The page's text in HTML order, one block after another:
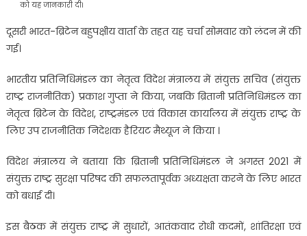
को यह जानकारी दी।
दूसरी भारत-ब्रिटेन बहुपक्षीय वार्ता के तहत यह चर्चा सोमवार को लंदन में की
गई।
भारतीय प्रतिनिधिमंडल का नेतृत्व विदेश मंत्रालय में संयुक्त सचिव (संयुक्त
राष्ट्र राजनीतिक) प्रकाश गुप्ता ने किया, जबकि ब्रितानी प्रतिनिधिमंडल का
नेतृत्व ब्रिटेन के विदेश, राष्ट्रमंडल एवं विकास कार्यालय में संयुक्त राष्ट्र के
लिए उप राजनीतिक निदेशक हैरियट मैथ्यूज ने किया ।
विदेश मंत्रालय ने बताया कि ब्रितानी प्रतिनिधिमंडल ने अगस्त 2021 में
संयुक्त राष्ट्र सुरक्षा परिषद की सफलतापूर्वक अध्यक्षता करने के लिए भारत
को बधाई दी।
इस बैठक में संयुक्त राष्ट्र में सुधारों, आतंकवाद रोधी कदमों, शांतिरक्षा एवं